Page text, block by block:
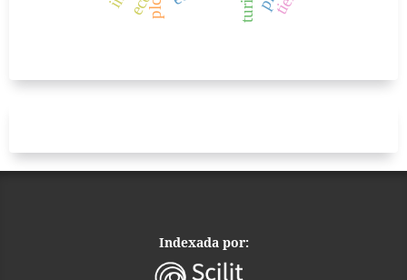
plc
Indexada por: